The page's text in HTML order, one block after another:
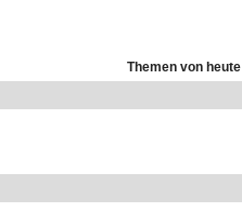
Themen von heute